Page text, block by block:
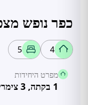
כפר נופש
4
5
מפרט היחידות
1 בקתה, 3 צימרים.